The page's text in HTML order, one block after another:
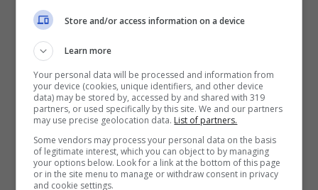
Centrocampisti:
Moro, Pobega;
Attaccanti: Bernardeschi, Cambiaghi, Castro,
Dallinga, Odgaard, Orsolini, Rowe
Resta ancora da capire quali potranno essere
le scelte di formazione. Verosimilmente in
Store and/or access information on a device
Learn more
Your personal data will be processed and information from
your device (cookies, unique identifiers, and other device
data) may be stored by, accessed by and shared with 319
partners, or used specifically by this site. We and our partners
may use precise geolocation data. List of partners.
Some vendors may process your personal data on the basis
of legitimate interest, which you can object to by managing
your options below. Look for a link at the bottom of this page
or in the site menu to manage or withdraw consent in privacy
and cookie settings.